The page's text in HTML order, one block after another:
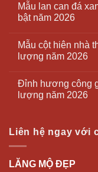
Mẫu lan can đá
bật năm 2026
Mẫu cột hiên nhà
lượng năm 2026
Đỉnh hương công
lượng năm 2026
Liên hệ ngay với
LĂNG MỘ ĐẸP